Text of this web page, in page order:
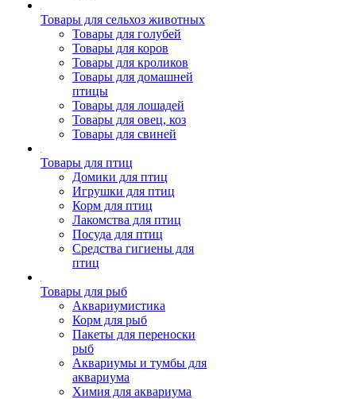
Товары для сельхоз животных
Товары для голубей
Товары для коров
Товары для кроликов
Товары для домашней
птицы
Товары для лошадей
Товары для овец, коз
Товары для свиней
Товары для птиц
Домики для птиц
Игрушки для птиц
Корм для птиц
Лакомства для птиц
Посуда для птиц
Средства гигиены для
птиц
Товары для рыб
Аквариумистика
Корм для рыб
Пакеты для переноски
рыб
Аквариумы и тумбы для
аквариума
Химия для аквариума